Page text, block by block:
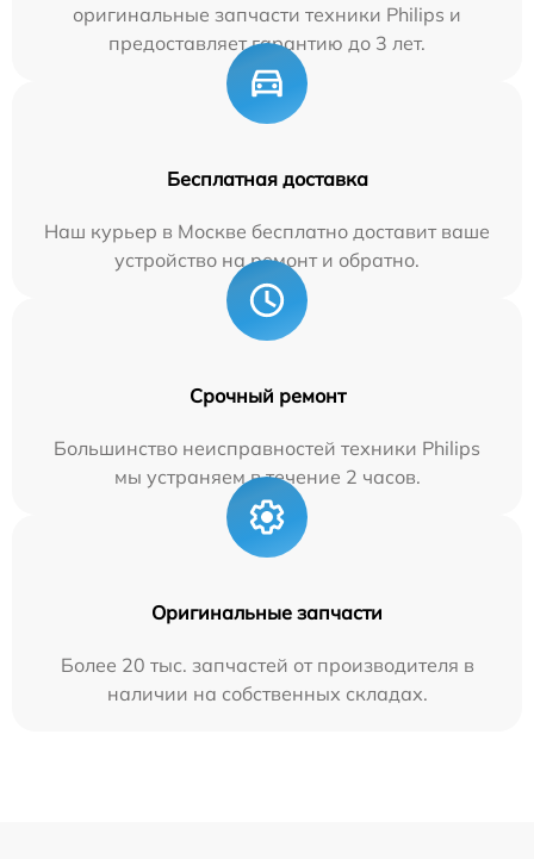
оригинальные запчасти техники Philips и
предоставляет гарантию до 3 лет.
Бесплатная доставка
Наш курьер в Москве бесплатно доставит ваше
устройство на ремонт и обратно.
Срочный ремонт
Большинство неисправностей техники Philips
мы устраняем в течение 2 часов.
Оригинальные запчасти
Более 20 тыс. запчастей от производителя в
наличии на собственных складах.